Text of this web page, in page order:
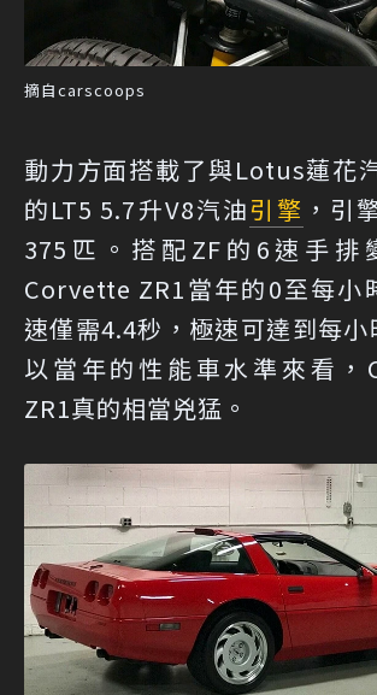
摘自carscoops
動力方面搭載了與Lotus蓮花
的LT5 5.7升V8汽油引擎 ，引
375匹。搭配ZF的6速手排
Corvette ZR1當年的0至每小
速僅需4.4秒，極速可達到每小
以當年的性能車水準來看，
ZR1真的相當兇猛。